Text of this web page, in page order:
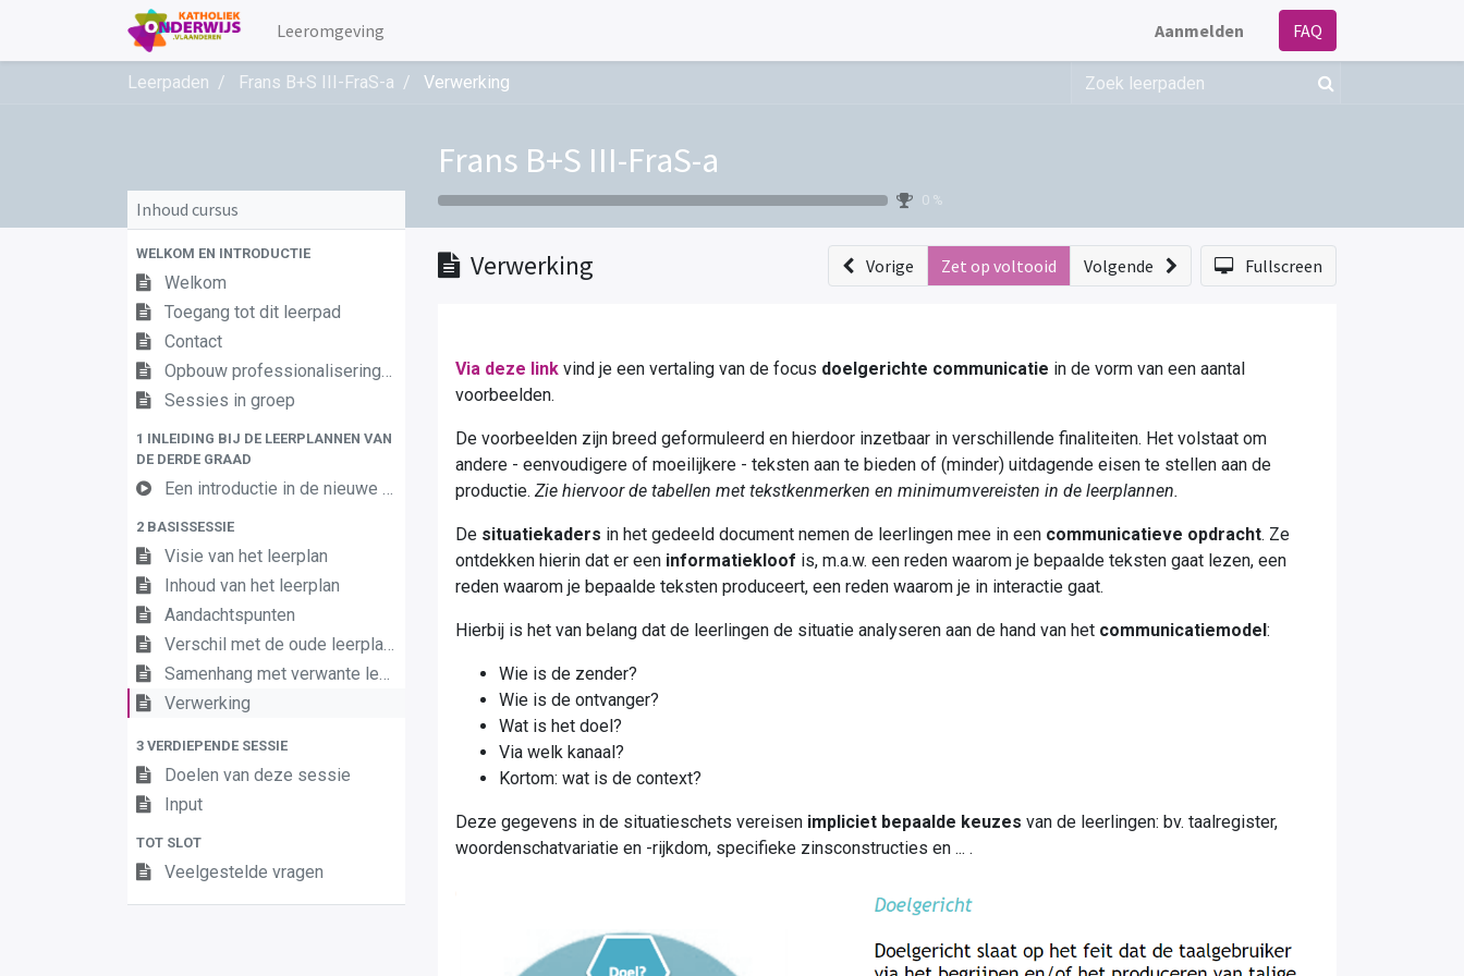
Leeromgeving Aanmelden FAQ
Leerpaden Frans B+S III-FraS-a Verwerking
Frans B+S III-FraS-a
0 %
Inhoud cursus
WELKOM EN INTRODUCTIE
Welkom
Toegang tot dit leerpad
Contact
Opbouw professionaliseringstraject
Sessies in groep
1 INLEIDING BIJ DE LEERPLANNEN VAN
DE DERDE GRAAD
Een introductie in de nieuwe leerplannen van de derde graad
2 BASISSESSIE
Visie van het leerplan
Inhoud van het leerplan
Aandachtspunten
Verschil met de oude leerplannen
Samenhang met verwante leerplannen
Verwerking
3 VERDIEPENDE SESSIE
Doelen van deze sessie
Input
TOT SLOT
Veelgestelde vragen
Verwerking Vorige Zet op voltooid Volgende Fullscreen
Via deze link vind je een vertaling van de focus doelgerichte communicatie in de vorm van een aantal
voorbeelden.
De voorbeelden zijn breed geformuleerd en hierdoor inzetbaar in verschillende finaliteiten. Het volstaat om
andere - eenvoudigere of moeilijkere - teksten aan te bieden of (minder) uitdagende eisen te stellen aan de
productie.​ Zie hiervoor de tabellen met tekstkenmerken en minimumvereisten in de leerplannen.
De situatiekaders in het gedeeld document nemen de leerlingen mee in een communicatieve opdracht. Ze
ontdekken hierin dat er een informatiekloof is, m.a.w. een reden waarom je bepaalde teksten gaat lezen, een
reden waarom je bepaalde teksten produceert, een reden waarom je in interactie gaat. ​
Hierbij is het van belang dat de leerlingen de situatie analyseren aan de hand van het communicatiemodel:​
Wie is de zender?
Wie is de ontvanger?
Wat is het doel?
Via welk kanaal?
Kortom: wat is de context?
Deze gegevens in de situatieschets vereisen impliciet bepaalde keuzes van de leerlingen: bv. taalregister,
woordenschatvariatie en -rijkdom, specifieke zinsconstructies en ... ​.